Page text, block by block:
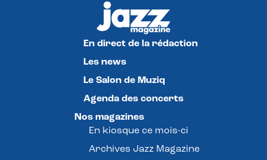
En direct de la rédaction
Les news
Le Salon de Muziq
Agenda des concerts
Nos magazines
En kiosque ce mois-ci
Archives Jazz Magazine